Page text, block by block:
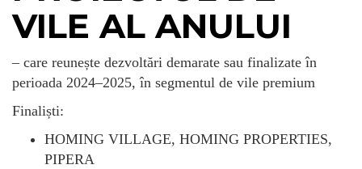
VILE AL ANULUI
– care reunește dezvoltări demarate sau finalizate în
perioada 2024–2025, în segmentul de vile premium
Finaliști:
HOMING VILLAGE, HOMING PROPERTIES,
PIPERA